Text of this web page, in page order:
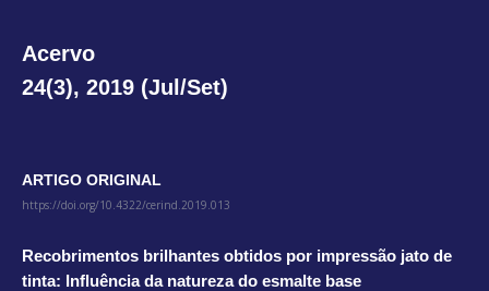
Acervo
24(3), 2019 (Jul/Set)
ARTIGO ORIGINAL
https://doi.org/10.4322/cerind.2019.013
Recobrimentos brilhantes obtidos por impressão jato de
tinta: Influência da natureza do esmalte base